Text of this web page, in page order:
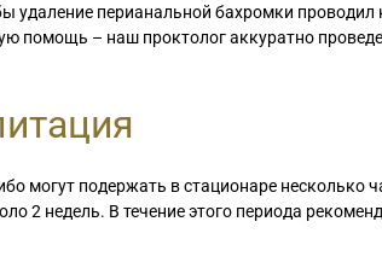
удаление перианальной бахромки
помощь – наш проктолог аккуратно
могут подержать в стационаре несколько
2 недель. В течение этого периода